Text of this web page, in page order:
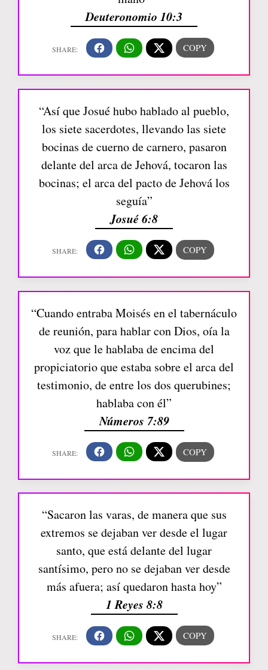
Deuteronomio 10:3
“Así que Josué hubo hablado al pueblo,
los siete sacerdotes, llevando las siete
bocinas de cuerno de carnero, pasaron
delante del arca de Jehová, tocaron las
bocinas; el arca del pacto de Jehová los
seguía”
Josué 6:8
“Cuando entraba Moisés en el tabernáculo
de reunión, para hablar con Dios, oía la
voz que le hablaba de encima del
propiciatorio que estaba sobre el arca del
testimonio, de entre los dos querubines;
hablaba con él”
Números 7:89
“Sacaron las varas, de manera que sus
extremos se dejaban ver desde el lugar
santo, que está delante del lugar
santísimo, pero no se dejaban ver desde
más afuera; así quedaron hasta hoy”
1 Reyes 8:8